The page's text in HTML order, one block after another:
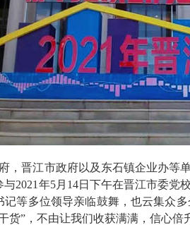
，晋江市政府以及东石镇企业办等
2021年5月14日下午在晋江市委党
记等多位领导亲临鼓舞，也云集众
货”，不由让我们收获满满，信心倍